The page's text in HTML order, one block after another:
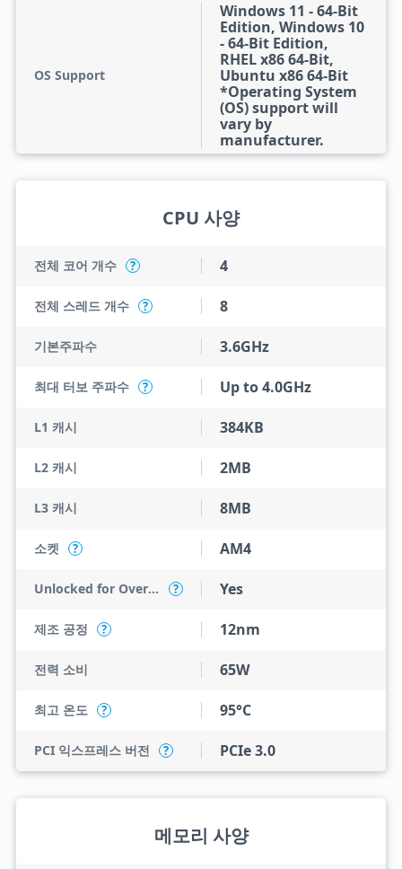
OS Support
Windows 11 - 64-Bit
Edition, Windows 10
- 64-Bit Edition,
RHEL x86 64-Bit,
Ubuntu x86 64-Bit
*Operating System
(OS) support will
vary by
manufacturer.
CPU 사양
전체 코어 개수 ? 4
전체 스레드 개수 ? 8
기본주파수 3.6GHz
최대 터보 주파수 ? Up to 4.0GHz
L1 캐시 384KB
L2 캐시 2MB
L3 캐시 8MB
소켓 ? AM4
Unlocked for Overclocking ? Yes
제조 공정 ? 12nm
전력 소비 65W
최고 온도 ? 95°C
PCI 익스프레스 버전 ? PCIe 3.0
메모리 사양